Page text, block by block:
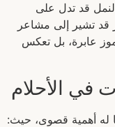
قد تدل على
قد تشير إلى مشاعر
عابرة، بل تعكس
في الأحلام
له أهمية قصوى، حيث: